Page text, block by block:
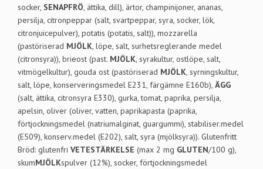
socker, SENAPFRÖ, ättika, dill), ärtor, champinijoner, ananas,
persilja, citronpeppar (salt, svartpeppar, syra, socker, lök,
citronjuicepulver), potatis (potatis, salt)), mozzarella
(pastöriserad MJÖLK, löpe, salt, surhetsreglerande medel
(citronsyra)), brieost (past. MJÖLK, syrakultur, ostlöpe, salt,
vitmögelkultur), gouda ost (pastöriserad MJÖLK, syrningskultur,
salt, löpe, konserveringsmedel E231, färgämne E160b), ÄGG
(salt, ättika, citronsyra E330), gurka, tomat, paprika, persilja,
apelsin, oliver (oliver, vatten, paprikapasta (paprika,
förtjockningsmedel (natriumalginat, guargummi), stabiliser.medel
(E509), konserv.medel (E202), salt, syra (mjölksyra)). Glutenfritt
Bröd: glutenfri VETESTÄRKELSE (max 2 mg GLUTEN/100 g),
skumMJÖLKspulver (12%), socker, förtjockningsmedel